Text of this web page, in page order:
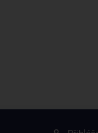
dřív než